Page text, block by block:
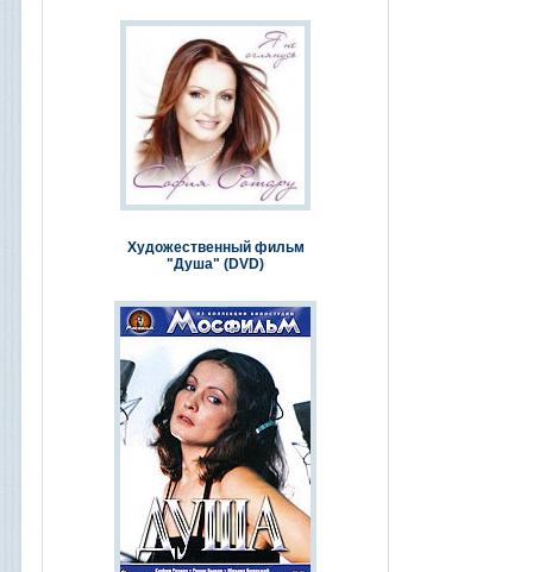
Художественный фильм
"Душа" (DVD)